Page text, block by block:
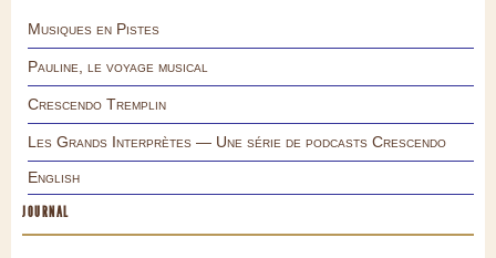
Musiques en Pistes
Pauline, le voyage musical
Crescendo Tremplin
Les Grands Interprètes — Une série de podcasts Crescendo
English
JOURNAL